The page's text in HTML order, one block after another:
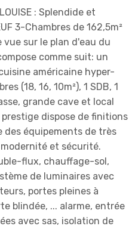
: Splendide et
3-Chambres de 162,5m²
sur le plan d'eau du
comme suit: un
américaine hyper-
(18, 16, 10m²), 1 SDB, 1
grande cave et local
dispose de finitions
des équipements de très
et sécurité.
flux, chauffage-sol,
de luminaires avec
portes pleines à
blindée, ... alarme, entrée
avec sas, isolation de